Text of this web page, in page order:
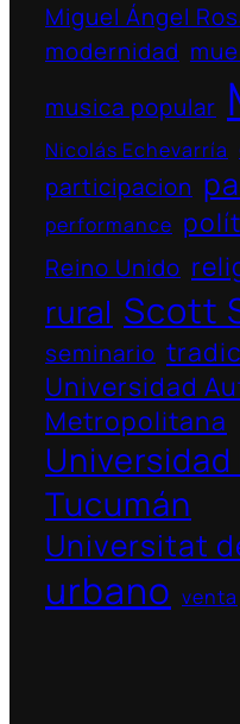
Miguel Ángel
modernidad
musica popular
Nicolás Echevarría
participacion
performance
Reino Unido
rural Scott
seminario
Universidad
Metropolitana
Tucumán
Universitat
urbano venta